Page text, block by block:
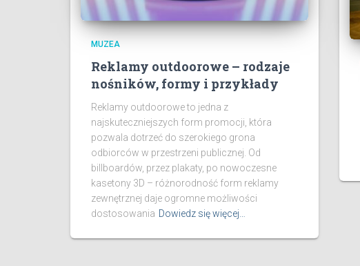
MUZEA
Reklamy outdoorowe – rodzaje
nośników, formy i przykłady
Reklamy outdoorowe to jedna z
najskuteczniejszych form promocji, która
pozwala dotrzeć do szerokiego grona
odbiorców w przestrzeni publicznej. Od
billboardów, przez plakaty, po nowoczesne
kasetony 3D – różnorodność form reklamy
zewnętrznej daje ogromne możliwości
dostosowania Dowiedz się więcej…